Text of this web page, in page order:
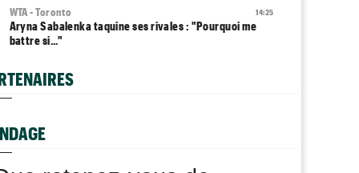
14:25
WTA - Toronto
Aryna Sabalenka taquine ses rivales : "Pourquoi me
battre si..."
ATP - Montréal
Fonseca et Jodar imitent Shapovalov et Tsitsipas, huit
ans après
WTA - Toronto
Sept victoires de rang et... un dinosaure : l'Eala-mania
continue